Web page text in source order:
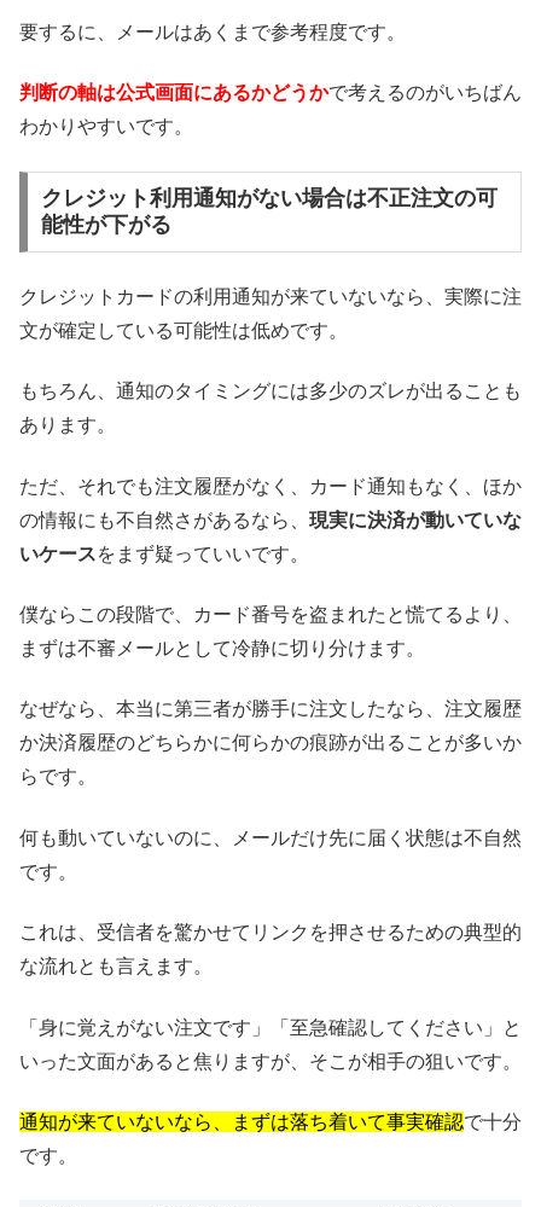
要するに、メールはあくまで参考程度です。
判断の軸は公式画面にあるかどうかで考えるのがいちばん
わかりやすいです。
クレジット利用通知がない場合は不正注文の可
能性が下がる
クレジットカードの利用通知が来ていないなら、実際に注
文が確定している可能性は低めです。
もちろん、通知のタイミングには多少のズレが出ることも
あります。
ただ、それでも注文履歴がなく、カード通知もなく、ほか
の情報にも不自然さがあるなら、 現実に決済が動いていな
いケースをまず疑っていいです。
僕ならこの段階で、カード番号を盗まれたと慌てるより、
まずは不審メールとして冷静に切り分けます。
なぜなら、本当に第三者が勝手に注文したなら、注文履歴
か決済履歴のどちらかに何らかの痕跡が出ることが多いか
らです。
何も動いていないのに、メールだけ先に届く状態は不自然
です。
これは、受信者を驚かせてリンクを押させるための典型的
な流れとも言えます。
「身に覚えがない注文です」「至急確認してください」と
いった文面があると焦りますが、そこが相手の狙いです。
通知が来ていないなら、まずは落ち着いて事実確認で十分
です。